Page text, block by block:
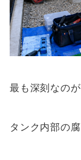
最も深刻なの
タンク内部の